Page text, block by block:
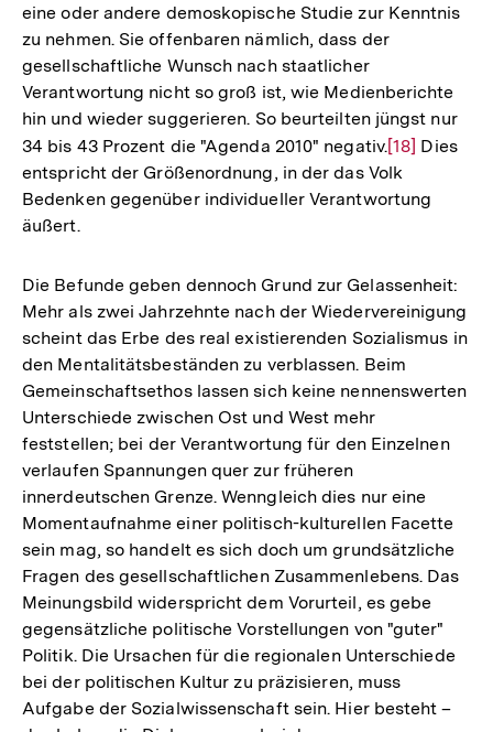
eine oder andere demoskopische Studie zur Kenntnis
zu nehmen. Sie offenbaren nämlich, dass der
gesellschaftliche Wunsch nach staatlicher
Verantwortung nicht so groß ist, wie Medienberichte
hin und wieder suggerieren. So beurteilten jüngst nur
34 bis 43 Prozent die "Agenda 2010" negativ.Zur
Auflösung
der
[18] Dies
entspricht der Größenordnung, in der das Volk
Bedenken gegenüber individueller Verantwortung
äußert.
Die Befunde geben dennoch Grund zur Gelassenheit:
Mehr als zwei Jahrzehnte nach der Wiedervereinigung
scheint das Erbe des real existierenden Sozialismus in
den Mentalitätsbeständen zu verblassen. Beim
Gemeinschaftsethos lassen sich keine nennenswerten
Unterschiede zwischen Ost und West mehr
feststellen; bei der Verantwortung für den Einzelnen
verlaufen Spannungen quer zur früheren
innerdeutschen Grenze. Wenngleich dies nur eine
Momentaufnahme einer politisch-kulturellen Facette
sein mag, so handelt es sich doch um grundsätzliche
Fragen des gesellschaftlichen Zusammenlebens. Das
Meinungsbild widerspricht dem Vorurteil, es gebe
gegensätzliche politische Vorstellungen von "guter"
Politik. Die Ursachen für die regionalen Unterschiede
bei der politischen Kultur zu präzisieren, muss
Aufgabe der Sozialwissenschaft sein. Hier besteht –